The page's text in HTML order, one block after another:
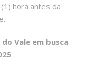
hora antes da
Vale em busca